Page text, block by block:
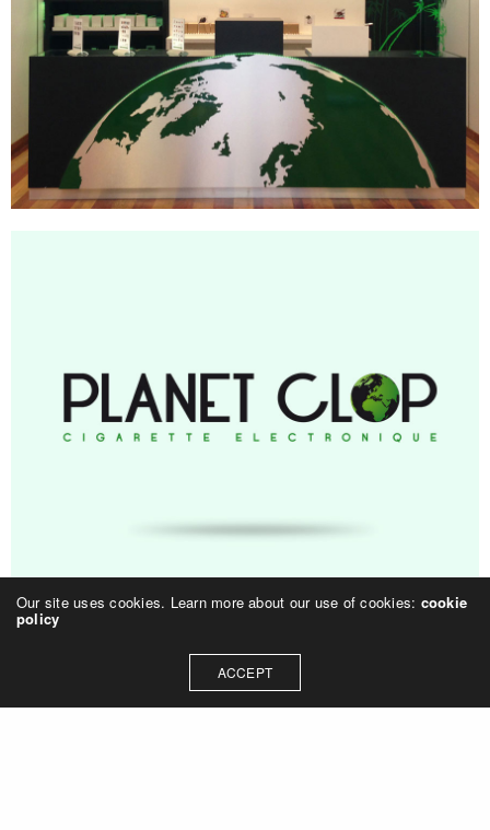
Our site uses cookies. Learn more about our use of cookies: cookie
policy
ACCEPT